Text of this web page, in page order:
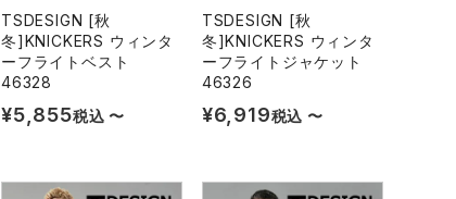
TSDESIGN [秋
冬]KNICKERS ウィンタ
ーフライトベスト
46328
¥5,855税込 〜
TSDESIGN [秋
冬]KNICKERS ウィンタ
ーフライトジャケット
46326
¥6,919税込 〜